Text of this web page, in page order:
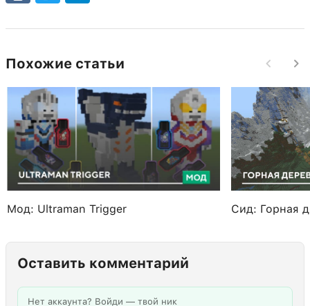
Похожие статьи
Мод: Ultraman Trigger Сид: Горная
Оставить комментарий
Нет аккаунта? Войди — твой ник